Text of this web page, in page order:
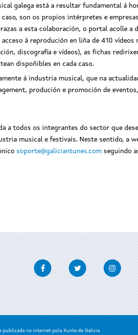
galega está a resultar fundamental á
son os propios intérpretes e
a esta colaboración, o portal acolle
á reprodución en liña de 410
discografía e vídeos), as fichas
dispoñibles en cada caso.
á industria musical, que na
produción e promoción de
a todos os integrantes do sector que
musical e festivais. Neste sentido, a
soporte@galiciantunes.com seguindo
FacebookTwitter
publicada na internet pola Xunta de Galicia